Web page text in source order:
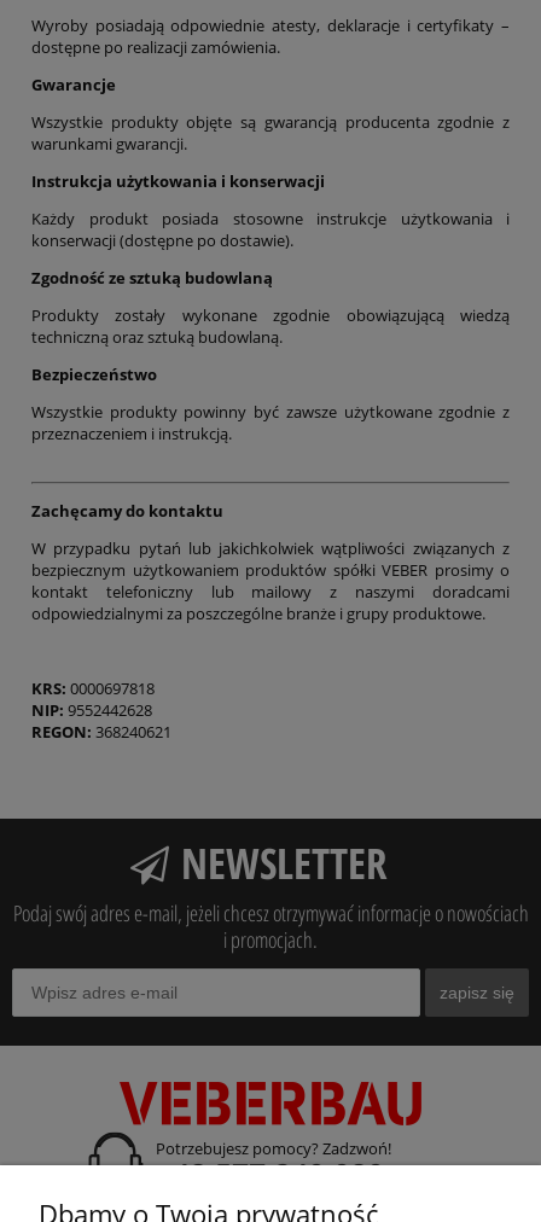
Wyroby posiadają odpowiednie atesty, deklaracje i certyfikaty –
dostępne po realizacji zamówienia.
Gwarancje
Wszystkie produkty objęte są gwarancją producenta zgodnie z
warunkami gwarancji.
Instrukcja użytkowania i konserwacji
Każdy produkt posiada stosowne instrukcje użytkowania i
konserwacji (dostępne po dostawie).
Zgodność ze sztuką budowlaną
Produkty zostały wykonane zgodnie obowiązującą wiedzą
techniczną oraz sztuką budowlaną.
Bezpieczeństwo
Wszystkie produkty powinny być zawsze użytkowane zgodnie z
przeznaczeniem i instrukcją.
Zachęcamy do kontaktu
W przypadku pytań lub jakichkolwiek wątpliwości związanych z
bezpiecznym użytkowaniem produktów spółki VEBER prosimy o
kontakt telefoniczny lub mailowy z naszymi doradcami
odpowiedzialnymi za poszczególne branże i grupy produktowe.
KRS: 0000697818
NIP: 9552442628
REGON: 368240621
NEWSLETTER
Podaj swój adres e-mail, jeżeli chcesz otrzymywać informacje o nowościach
i promocjach.
zapisz się
Potrzebujesz pomocy? Zadzwoń!
+48 577 240 080
adres:
Dbamy o Twoją prywatność